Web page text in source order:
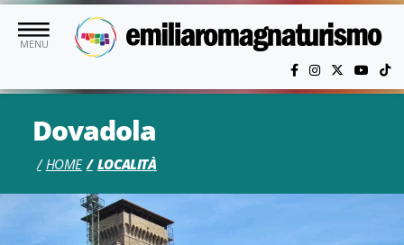
Vai al contenuto principale
MENU
Dovadola
HOME LOCALITÀ